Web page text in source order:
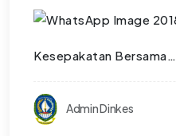
Kesepakatan Bersama…
Admin Dinkes